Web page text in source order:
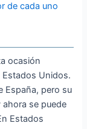
de cada uno
ocasión
Unidos.
España, pero su
se puede
Estados